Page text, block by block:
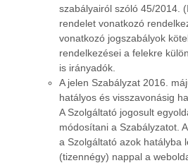
szabályairól szóló 45/2014.
rendelet vonatkozó
vonatkozó jogszabályok
rendelkezései a felekre
is irányadók.
A jelen Szabályzat 2016.
hatályos és visszavonásig
A Szolgáltató jogosult
módosítani a Szabályzatot.
a Szolgáltató azok hatályba
(tizennégy) nappal a